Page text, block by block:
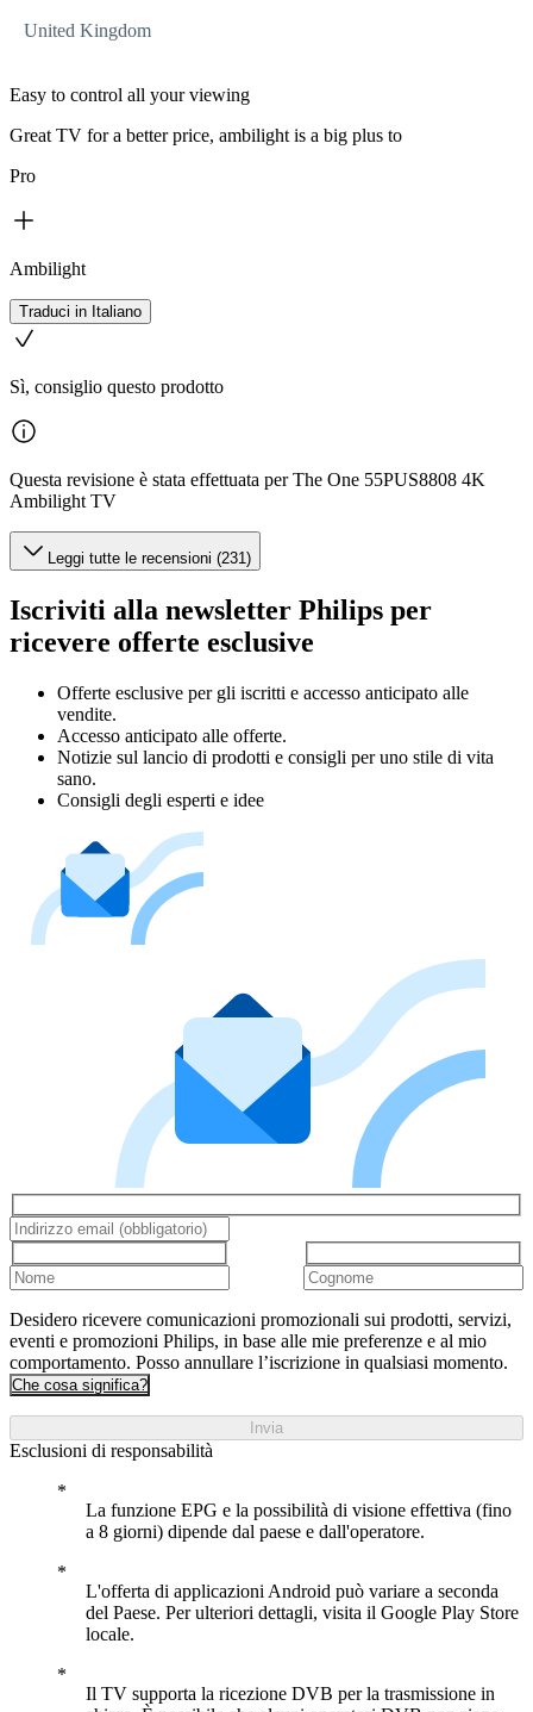
United Kingdom
Easy to control all your viewing
Great TV for a better price, ambilight is a big plus to
Pro
Ambilight
Traduci in Italiano
Sì, consiglio questo prodotto
Questa revisione è stata effettuata per The One 55PUS8808 4K
Ambilight TV
Leggi tutte le recensioni (231)
Iscriviti alla newsletter Philips per
ricevere offerte esclusive
Offerte esclusive per gli iscritti e accesso anticipato alle
vendite.
Accesso anticipato alle offerte.
Notizie sul lancio di prodotti e consigli per uno stile di vita
sano.
Consigli degli esperti e idee
Desidero ricevere comunicazioni promozionali sui prodotti, servizi,
eventi e promozioni Philips, in base alle mie preferenze e al mio
comportamento. Posso annullare l’iscrizione in qualsiasi momento.
Che cosa significa?
Invia
Esclusioni di responsabilità
La funzione EPG e la possibilità di visione effettiva (fino
a 8 giorni) dipende dal paese e dall'operatore.
L'offerta di applicazioni Android può variare a seconda
del Paese. Per ulteriori dettagli, visita il Google Play Store
locale.
Il TV supporta la ricezione DVB per la trasmissione in